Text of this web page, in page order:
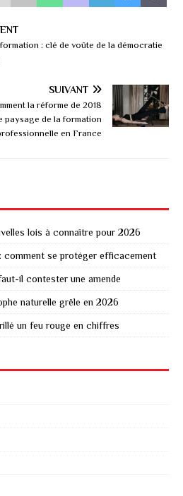
: clé de voûte de la démocratie
SUIVANT
la réforme de 2018
paysage de la formation
en France
lois à connaître pour 2026
comment se protéger efficacement
il contester une amende
naturelle grêle en 2026
un feu rouge en chiffres